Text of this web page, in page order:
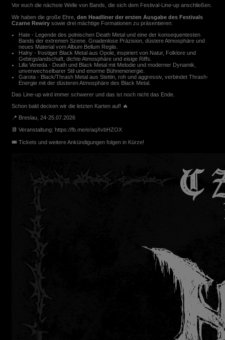
Vor euch die nächste Welle von Bands, die sich dem Festival-Line-up anschließen.
Wir haben die große Ehre, den Headliner der ersten Ausgabe des Festivals
Czarne Rewiry sowie drei mächtige Formationen zu präsentieren:
Hate - Legende des polnischen Death Metal und eine der konsequentesten
Bands der extremen Szene. Gnadenlose Präzision, düstere Atmosphäre und
neues Material vom Album Bellum Regiis.
Halny - frostiger Black Metal aus Opole, inspiriert von Natur, Folklore und
Gebirgslandschaft, dichte Atmosphäre und eisige Riffs.
Lilla Veneda - Death und Black Metal mit Melodie und moderner Dynamik,
unverwechselbarer Stil und enorme Bühnenenergie.
Garota - Black/Thrash Metal aus Stettin, roh und aggressiv, verbindet Thrash-
Energie mit der düsteren Atmosphäre des Black Metal.
Das Line-up wird immer schwerer und das ist noch nicht das Ende.
Schon bald decken wir die letzten Karten auf! 🔥
📍 Breslau, 24-25.07.2026
📆 Veranstaltung: https://fb.me/e/aqXvbHZOX
🎟️ Tickets und weitere Ankündigungen folgen in Kürze!